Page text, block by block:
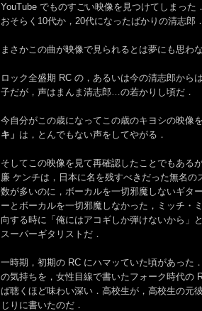
YouTube でものすごい映像を見つけてしまった．
おそらく10代か，20代になったばかりの清志郎．
まさかこの曲が映像で見られるとは夢にも思わ
ロック全盛期 RC の，あるいは今の清志郎から
子だが，声はまんま清志郎…の若かりし頃だ．
今自分がこの歳になってこの歳のキヨシの映像
キ」 は，とんでもない声をしてやがる．
そしてこの映像を見て再確認したことでもある
廉 ケンチは，日本に名を残すべきだった無名
数が多いのに，ボーカルを一切邪魔しないギタ
ーとボーカルを一切邪魔しなかった，ミッチ・
向する時に「俺にはアコギしか弾けないから」
スーパーギタリストだ．
一時期，初期の RC にハマッていた頃があった
の気持ちを，女性目線で書いたフォーク時代の
ば聴くほど味わい深い．高校生が，高校生の元
じりに書いたのだ．